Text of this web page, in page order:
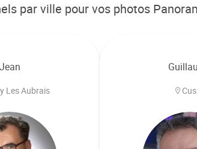
par ville pour vos photos
Jean
Les Aubrais